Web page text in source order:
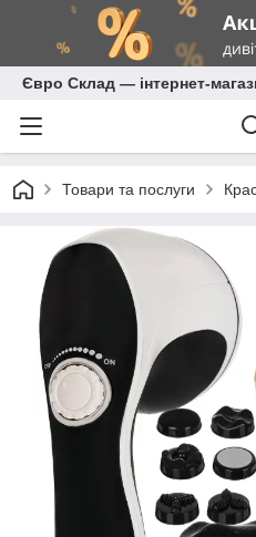
Євро Склад — інтернет-
Товари та послуги